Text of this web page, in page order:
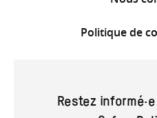
Politique de
Restez